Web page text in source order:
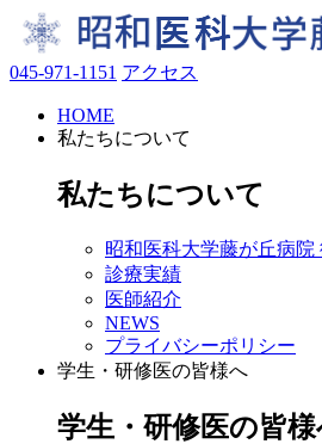
045-971-1151 アクセス
HOME
私たちについて
私たちについて
昭和医科大学藤が丘病院
診療実績
医師紹介
NEWS
プライバシーポリシー
学生・研修医の皆様へ
学生・研修医の皆